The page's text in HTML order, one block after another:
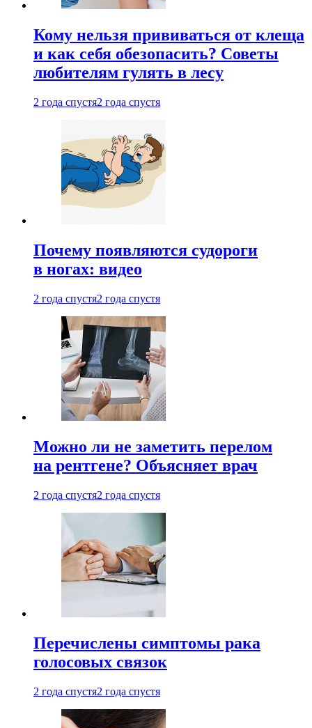
Кому нельзя прививаться от клеща
и как себя обезопасить? Советы
любителям гулять в лесу
2 года спустя2 года спустя
Почему появляются судороги
в ногах: видео
2 года спустя2 года спустя
Можно ли не заметить перелом
на рентгене? Объясняет врач
2 года спустя2 года спустя
Перечислены симптомы рака
голосовых связок
2 года спустя2 года спустя